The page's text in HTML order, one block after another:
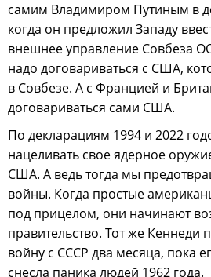
самим Владимиром Путиным в
когда он предложил Западу
внешнее управление Совбеза
надо договариваться с США,
в Совбезе. А с Францией и
договариваться сами США.
По декларациям 1994 и 2022
нацеливать свое ядерное
США. А ведь тогда мы
войны. Когда простые
под прицелом, они начинают
правительство. Тот же Кеннеди
войну с СССР два месяца, пока
снесла паника людей 1962 года.